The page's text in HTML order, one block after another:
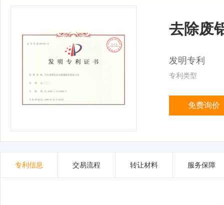
去除废
发明专利
专利类型
免费询价
专利信息 交易流程 转让材料 服务保障